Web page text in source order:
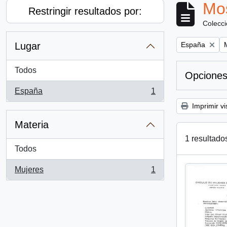
Restringir resultados por:
Lugar
Todos
España
, 1 resultados
1
Materia
Todos
Mujeres
, 1 resultados
1
Remove filter:
España
Imprimir
1